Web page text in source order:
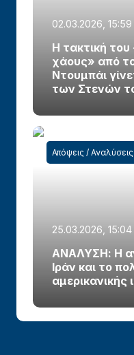
02.03.2026, 15:59
Η τακτική
χάους» από το
Ντουμπάι
των Στενών
Απόψεις / Αναλύσεις
25.03.2026, 15:04
ΑΝΑΛΥΣΗ: Η
Ιράν και το
αμερικανικής